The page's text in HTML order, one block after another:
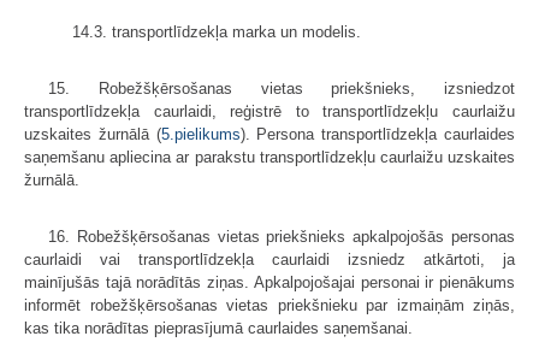
14.3. transportlīdzekļa marka un modelis.
15. Robežšķērsošanas vietas priekšnieks, izsniedzot
transportlīdzekļa caurlaidi, reģistrē to transportlīdzekļu caurlaižu
uzskaites žurnālā (5.pielikums). Persona transportlīdzekļa caurlaides
saņemšanu apliecina ar parakstu transportlīdzekļu caurlaižu uzskaites
žurnālā.
16. Robežšķērsošanas vietas priekšnieks apkalpojošās personas
caurlaidi vai transportlīdzekļa caurlaidi izsniedz atkārtoti, ja
mainījušās tajā norādītās ziņas. Apkalpojošajai personai ir pienākums
informēt robežšķērsošanas vietas priekšnieku par izmaiņām ziņās,
kas tika norādītas pieprasījumā caurlaides saņemšanai.